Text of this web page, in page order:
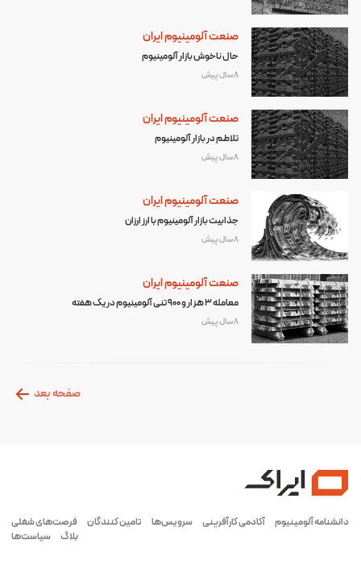
صنعت آلومینیوم ایران
حال ناخوش بازار آلومینیوم
8 سال پیش
صنعت آلومینیوم ایران
تلاطم در بازار آلومینیوم
8 سال پیش
صنعت آلومینیوم ایران
جذابیت بازار آلومینیوم با ارز ارزان
8 سال پیش
صنعت آلومینیوم ایران
معامله ۳ هزار و ۹۰۰ تنی آلومینیوم در یک هفته
8 سال پیش
صفحه بعد
دانشنامه آلومینیوم آکادمی کارآفرینی سرویس‌ها تامین کنندگان
فرصت‌های شغلی
بلاگ
سیاست‌ها